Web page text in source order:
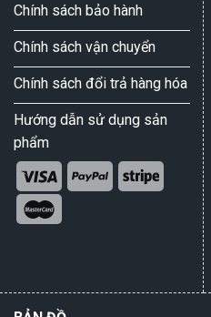
Chính sách bảo hành
Chính sách vận chuyển
Chính sách đổi trả hàng hóa
Hướng dẫn sử dụng sản
phẩm